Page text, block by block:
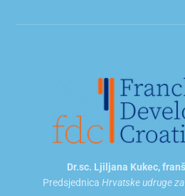
Dr.sc. Ljiljana Kukec,
Predsjednica Hrvatske udruge